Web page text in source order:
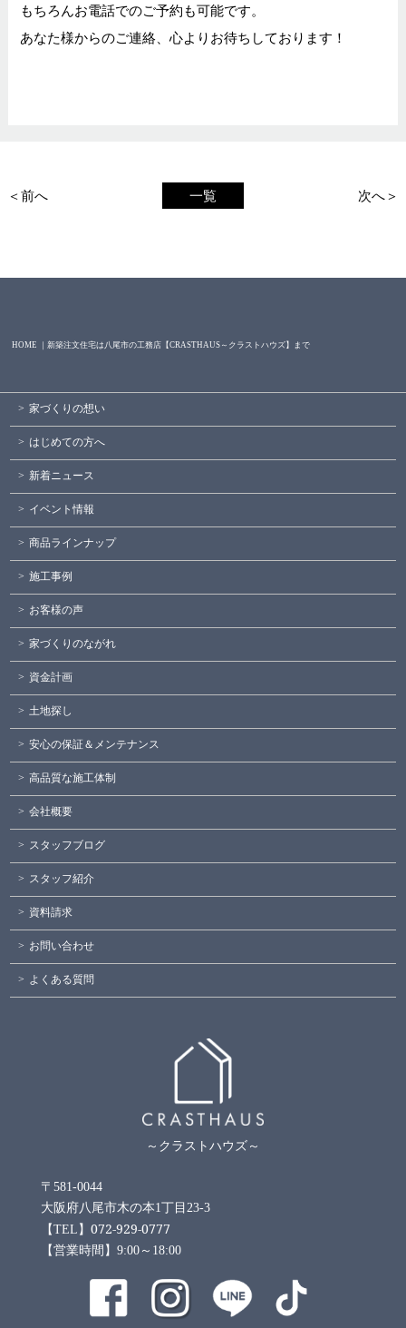
もちろんお電話でのご予約も可能です。
あなた様からのご連絡、心よりお待ちしております！
一覧
＜前へ 次へ＞
HOME ｜新築注文住宅は八尾市の工務店【CRASTHAUS～クラストハウズ】まで
家づくりの想い
はじめての方へ
新着ニュース
イベント情報
商品ラインナップ
施工事例
お客様の声
家づくりのながれ
資金計画
土地探し
安心の保証＆メンテナンス
高品質な施工体制
会社概要
スタッフブログ
スタッフ紹介
資料請求
お問い合わせ
よくある質問
～クラストハウズ～
〒581-0044
大阪府八尾市木の本1丁目23-3
【TEL】072-929-0777
【営業時間】9:00～18:00